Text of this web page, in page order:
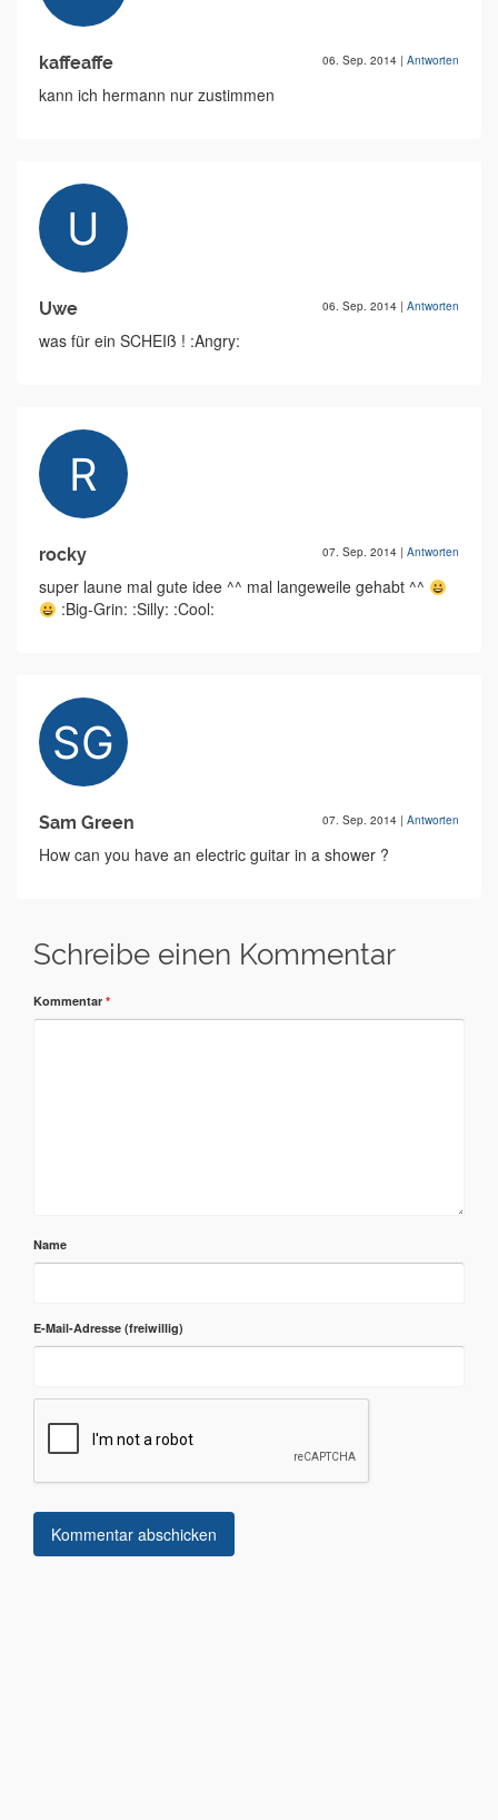
kaffeaffe 06. Sep. 2014 | Antworten
kann ich hermann nur zustimmen
Uwe 06. Sep. 2014 | Antworten
was für ein SCHEIß ! :Angry:
rocky 07. Sep. 2014 | Antworten
super laune mal gute idee ^^ mal langeweile gehabt ^^
:Big-Grin: :Silly: :Cool:
Sam Green 07. Sep. 2014 | Antworten
How can you have an electric guitar in a shower ?
Schreibe einen Kommentar
Kommentar *
Name
E-Mail-Adresse